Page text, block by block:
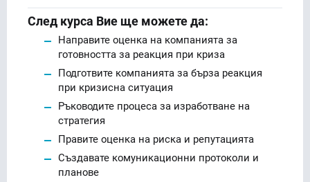
След курса Вие ще можете да:
Направите оценка на компанията за
готовността за реакция при криза
Подготвите компанията за бърза реакция
при кризисна ситуация
Ръководите процеса за изработване на
стратегия
Правите оценка на риска и репутацията
Създавате комуникационни протоколи и
планове